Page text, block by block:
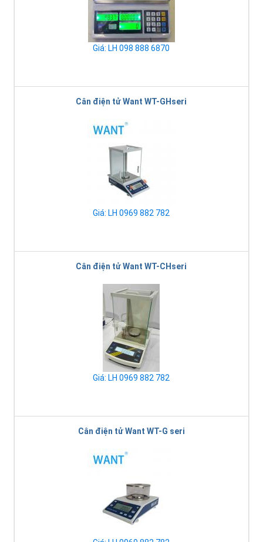
Giá: LH 098 888 6870
Cân điện tử Want WT-GHseri
Giá: LH 0969 882 782
Cân điện tử Want WT-CHseri
Giá: LH 0969 882 782
Cân điện tử Want WT-G seri